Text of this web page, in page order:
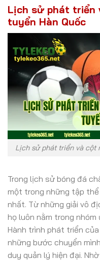
Lịch sử phát triển
tuyển Hàn Quốc
Lịch sử phát triển và cột
Trong lịch sử bóng đá
một trong những tập
nhất. Từ những giải vô
họ luôn nằm trong
Hành trình phát triển
những bước chuyển
duy quản lý hiện đại.